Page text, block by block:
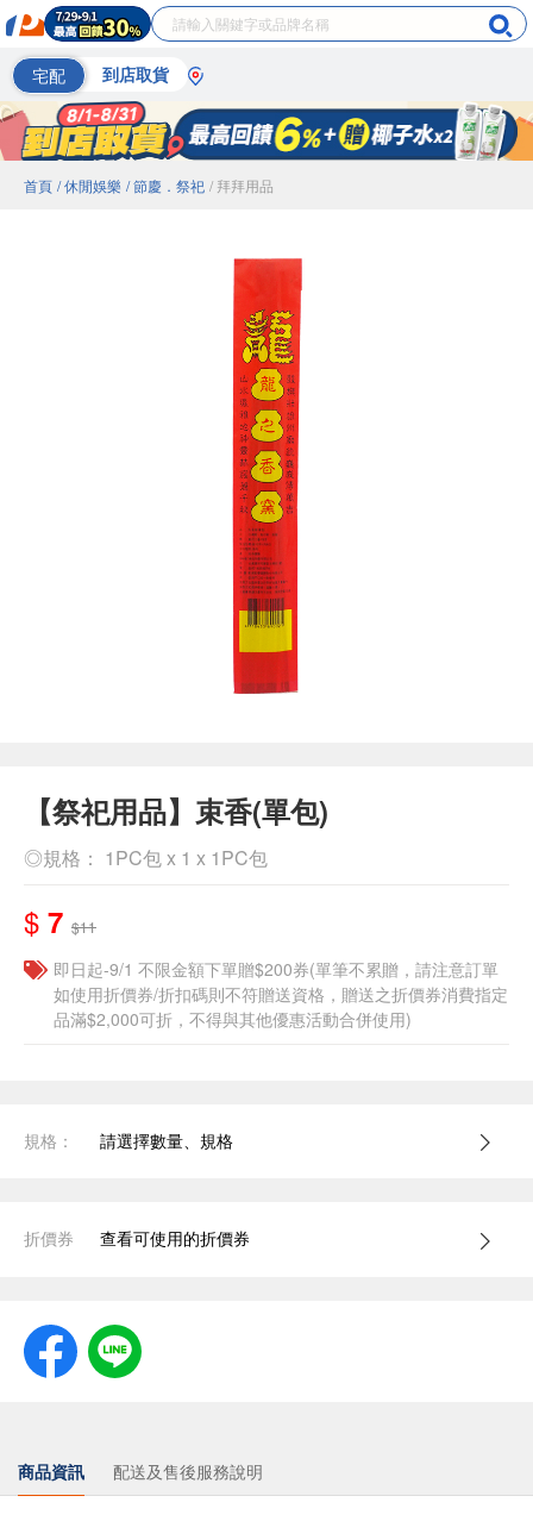
宅配 到店取貨
首頁 / 休閒娛樂 / 節慶．祭祀 / 拜拜用品
【祭祀用品】束香(單包)
◎規格： 1PC包 x 1 x 1PC包
$ 7 $11
即日起-9/1 不限金額下單贈$200券(單筆不累贈，請注意訂單
如使用折價券/折扣碼則不符贈送資格，贈送之折價券消費指定
品滿$2,000可折，不得與其他優惠活動合併使用)
規格： 請選擇數量、規格
折價券 查看可使用的折價券
商品資訊 配送及售後服務說明